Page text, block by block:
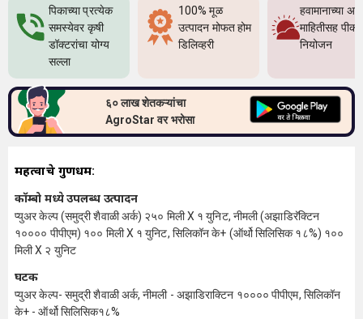
पिकाच्या प्रत्येक
समस्येवर कृषी
डॉक्टरांचा योग्य
सल्ला
100% मूळ
उत्पादन मोफत होम
डिलिव्हरी
हवामानाच्या
माहितीसह पीक
नियोजन
६० लाख शेतकऱ्यांचा
AgroStar वर भरोसा
महत्वाचे गुणधर्म:
कॉम्बो मध्ये उपलब्ध उत्पादन
प्युअर केल्प (समुद्री शैवाळी अर्क) २५० मिली X १ युनिट, नीमली (अझाडिरॅक्टिन
१०००० पीपीएम) १०० मिली X १ युनिट, सिलिकॉन के+ (ऑर्थो सिलिसिक १८%) १००
मिली X २ युनिट
घटक
प्युअर केल्प- समुद्री शैवाळी अर्क, नीमली - अझाडिराक्टिन १०००० पीपीएम, सिलिकॉन
के+ - ऑर्थो सिलिसिक१८%